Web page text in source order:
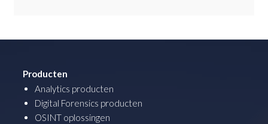
Producten
Analytics producten
Digital Forensics producten
OSINT oplossingen